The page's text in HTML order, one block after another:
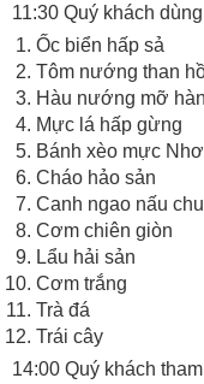
11:30 Quý khách
Ốc biển hấp sả
Tôm nướng than
Hàu nướng mỡ
Mực lá hấp gừng
Bánh xèo mực
Cháo hảo sản
Canh ngao nấu
Cơm chiên giòn
Lẩu hải sản
Cơm trắng
Trà đá
Trái cây
14:00 Quý khách